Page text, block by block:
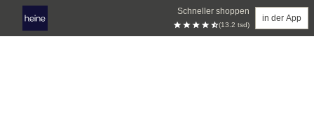
Schneller shoppen
(13.2 tsd)
in der App